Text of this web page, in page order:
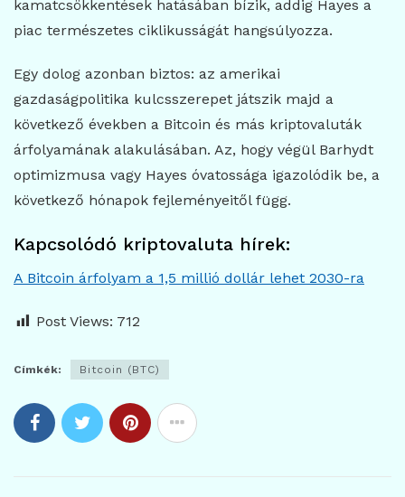
kamatcsökkentések hatásában bízik, addig Hayes a
piac természetes ciklikusságát hangsúlyozza.
Egy dolog azonban biztos: az amerikai
gazdaságpolitika kulcsszerepet játszik majd a
következő években a Bitcoin és más kriptovaluták
árfolyamának alakulásában. Az, hogy végül Barhydt
optimizmusa vagy Hayes óvatossága igazolódik be, a
következő hónapok fejleményeitől függ.
Kapcsolódó kriptovaluta hírek:
A Bitcoin árfolyam a 1,5 millió dollár lehet 2030-ra
Post Views: 712
Címkék: Bitcoin (BTC)